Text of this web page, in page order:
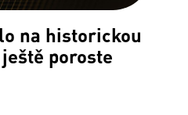
na historickou
poroste